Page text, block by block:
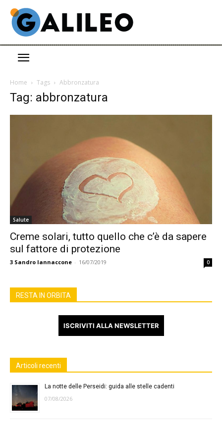
Home Tags Abbronzatura
Tag: abbronzatura
Salute
Creme solari, tutto quello che c’è da sapere
sul fattore di protezione
3 Sandro Iannaccone - 16/07/2019 0
RESTA IN ORBITA
ISCRIVITI ALLA NEWSLETTER
Articoli recenti
La notte delle Perseidi: guida alle stelle cadenti
07/08/2026